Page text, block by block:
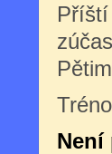
Příští
Není